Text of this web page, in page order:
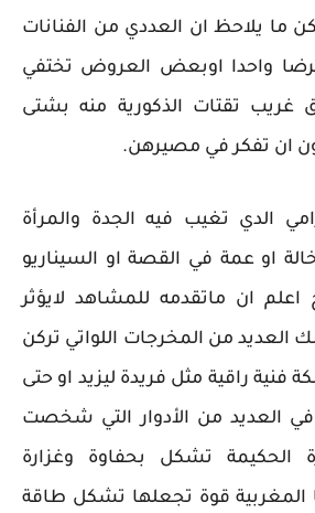
ما يلاحظ ان العددي من الفنانات
واحدا اوبعض العروض تختفي
تقتات الذكورية منه بشتى
ان تفكر في مصيرهن.
الدي تغيب فيه الجدة والمرأة
او عمة في القصة او السيناريو
ان ماتقدمه للمشاهد لايؤثر
العديد من المخرجات اللواتي تركن
فنية راقية مثل فريدة ليزيد او حتى
العديد من الأدوار التي شخصت
الحكيمة تشكل بحفاوة وغزارة
المغربية قوة تجعلها تشكل طاقة